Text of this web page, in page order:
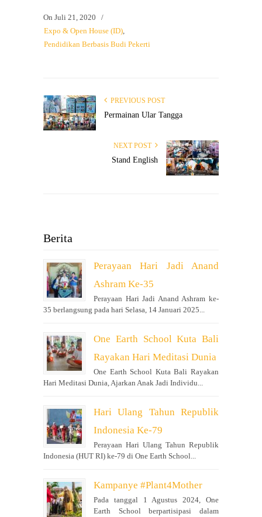
On Juli 21, 2020
/
Expo & Open House (ID),
Pendidikan Berbasis Budi Pekerti
PREVIOUS POST
Permainan Ular Tangga
NEXT POST
Stand English
Berita
Perayaan Hari Jadi Anand
Ashram Ke-35
Perayaan Hari Jadi Anand Ashram ke-
35 berlangsung pada hari Selasa, 14 Januari 2025...
One Earth School Kuta Bali
Rayakan Hari Meditasi Dunia
One Earth School Kuta Bali Rayakan
Hari Meditasi Dunia, Ajarkan Anak Jadi Individu...
Hari Ulang Tahun Republik
Indonesia Ke-79
Perayaan Hari Ulang Tahun Republik
Indonesia (HUT RI) ke-79 di One Earth School...
Kampanye #Plant4Mother
Pada tanggal 1 Agustus 2024, One
Earth School berpartisipasi dalam